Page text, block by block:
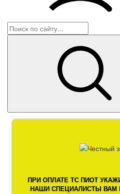
ПРИ ОПЛАТЕ ТС ПИОТ
НАШИ СПЕЦИАЛИСТЫ ВАМ